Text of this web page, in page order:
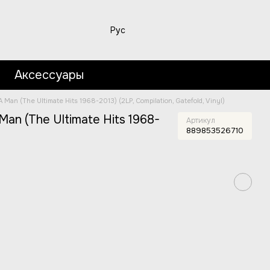
Рус
Аксессуары
Man (The Ultimate Hits 1968-2013) (2LP, Compilation, Gatefold, Vinyl)
(The Ultimate Hits 1968-
Артикул
889853526710